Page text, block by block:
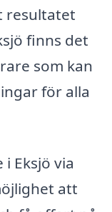
resultatet
finns det
som kan
för alla
Eksjö via
att